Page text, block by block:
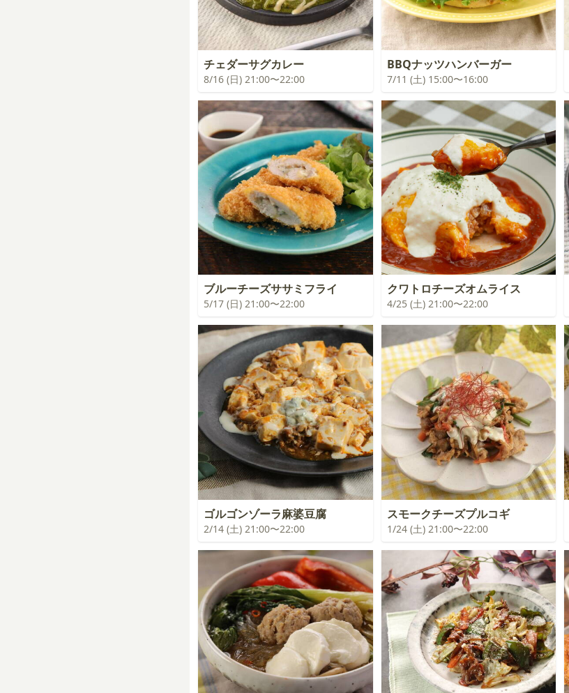
チェダーサグカレー
8/16 (日) 21:00〜22:00
BBQナッツハンバーガー
7/11 (土) 15:00〜16:00
ブルーチーズササミフライ
5/17 (日) 21:00〜22:00
クワトロチーズオムライス
4/25 (土) 21:00〜22:00
ゴルゴンゾーラ麻婆豆腐
2/14 (土) 21:00〜22:00
スモークチーズプルコギ
1/24 (土) 21:00〜22:00